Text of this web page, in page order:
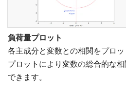
負荷量プロット
各主成分と変数との相関をプロ
プロットにより変数の総合的な
できます。